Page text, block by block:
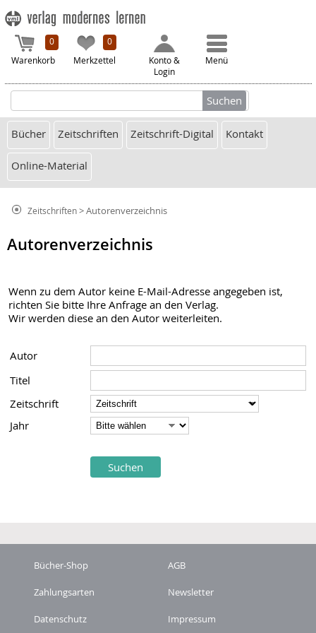
0
Warenkorb
0
Merkzettel
Konto &
Login
Menü
Bücher Zeitschriften Zeitschrift-Digital Kontakt
Online-Material
Zeitschriften> Autorenverzeichnis
Autorenverzeichnis
Wenn zu dem Autor keine E-Mail-Adresse angegeben ist,
richten Sie bitte Ihre Anfrage an den Verlag.
Wir werden diese an den Autor weiterleiten.
Autor
Titel
Zeitschrift
Jahr
Bücher-Shop AGB
Zahlungsarten Newsletter
Datenschutz Impressum